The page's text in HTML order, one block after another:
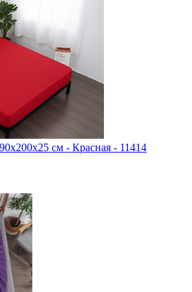
cм - Красная - 11414